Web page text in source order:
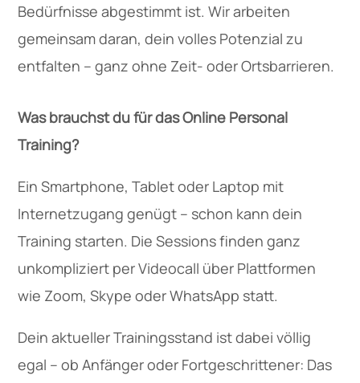
Bedürfnisse abgestimmt ist. Wir arbeiten
gemeinsam daran, dein volles Potenzial zu
entfalten – ganz ohne Zeit- oder Ortsbarrieren.
Was brauchst du für das Online Personal
Training?
Ein Smartphone, Tablet oder Laptop mit
Internetzugang genügt – schon kann dein
Training starten. Die Sessions finden ganz
unkompliziert per Videocall über Plattformen
wie Zoom, Skype oder WhatsApp statt.
Dein aktueller Trainingsstand ist dabei völlig
egal – ob Anfänger oder Fortgeschrittener: Das